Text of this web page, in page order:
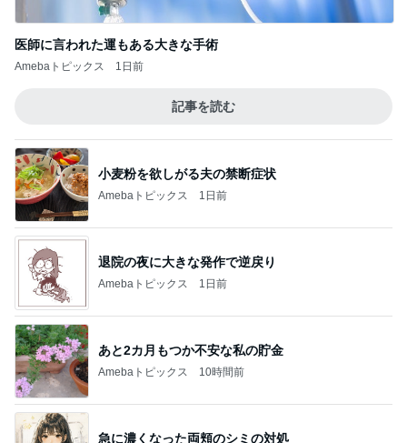
医師に言われた運もある大きな手術
Amebaトピックス 1日前
記事を読む
小麦粉を欲しがる夫の禁断症状
Amebaトピックス 1日前
退院の夜に大きな発作で逆戻り
Amebaトピックス 1日前
あと2カ月もつか不安な私の貯金
Amebaトピックス 10時間前
急に濃くなった両頬のシミの対処